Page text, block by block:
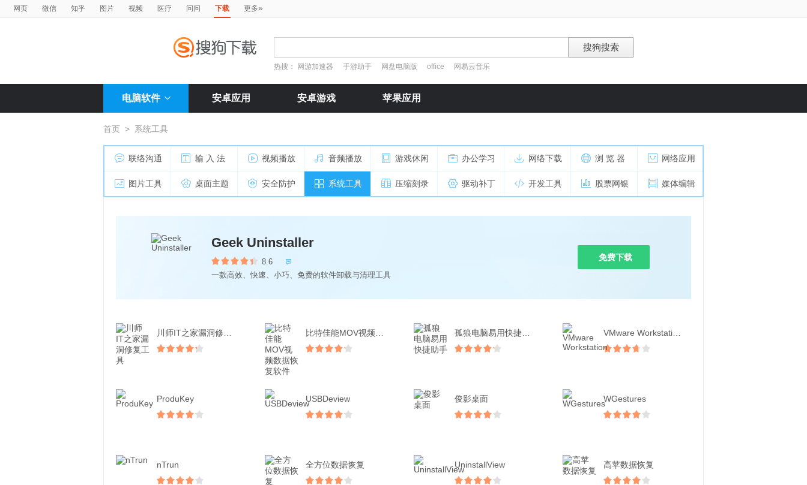
网页 微信 知乎 图片 视频 医疗 问问 下载 更多»
热搜： 网游加速器 手游助手 网盘电脑版 office 网易云音乐
电脑软件 安卓应用 安卓游戏 苹果应用
首页 > 系统工具
联络沟通 输 入 法 视频播放 音频播放 游戏休闲 办公学习 网络下载 浏 览 器 网络应用
图片工具 桌面主题 安全防护 系统工具 压缩刻录 驱动补丁 开发工具 股票网银 媒体编辑
Geek Uninstaller
8.6 
一款高效、快速、小巧、免费的软件卸载与清理工具
免费下载
ProduKey USBDeview 俊影桌面 WGestures
nTrun 全方位数据恢复 UninstallView 高苹数据恢复